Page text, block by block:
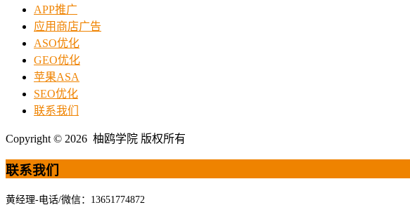
APP推广
应用商店广告
ASO优化
GEO优化
苹果ASA
SEO优化
联系我们
Copyright © 2026 柚鸥学院 版权所有
联系我们
黄经理-电话/微信：13651774872